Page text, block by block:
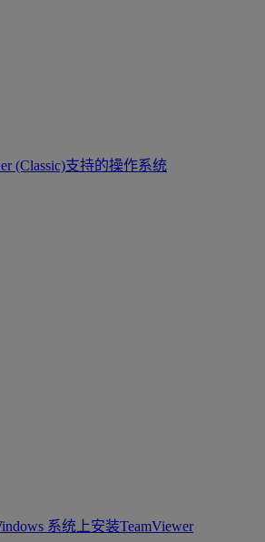
(Classic)支持的操作系统
系统上安装TeamViewer